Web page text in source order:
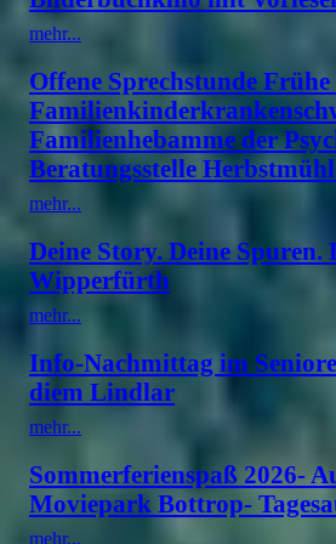
mehr...
Offene Sprechstunde
Familienhebamme der
Beratungsstelle
mehr...
Deine Story. Deine Spuren.
Wipperfürth
mehr...
Info-Nachmittag im
diem Lindlar
mehr...
Sommerferienspaß 2026-
Moviepark Bottrop-
mehr...